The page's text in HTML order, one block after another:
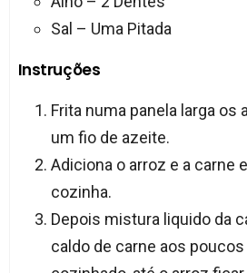
Sal – Uma Pitada
Instruções
Frita numa panela larga os
um fio de azeite.
Adiciona o arroz e a carne
cozinha.
Depois mistura liquido da
caldo de carne aos